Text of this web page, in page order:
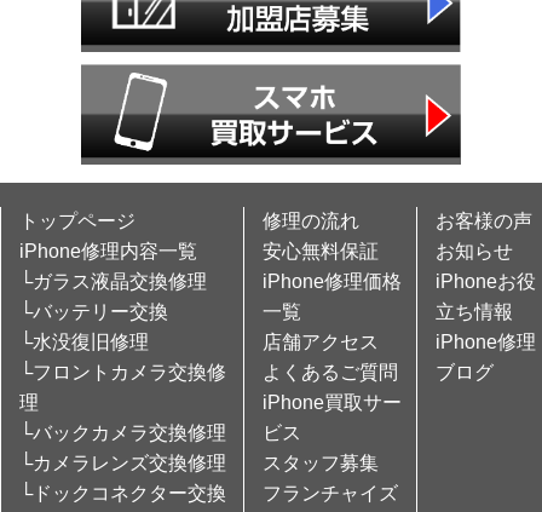
トップページ
iPhone修理内容一覧
└ガラス液晶交換修理
└バッテリー交換
└水没復旧修理
└フロントカメラ交換修
理
└バックカメラ交換修理
└カメラレンズ交換修理
└ドックコネクター交換
修理の流れ
安心無料保証
iPhone修理価格
一覧
店舗アクセス
よくあるご質問
iPhone買取サー
ビス
スタッフ募集
フランチャイズ
お客様の声
お知らせ
iPhoneお役
立ち情報
iPhone修理
ブログ